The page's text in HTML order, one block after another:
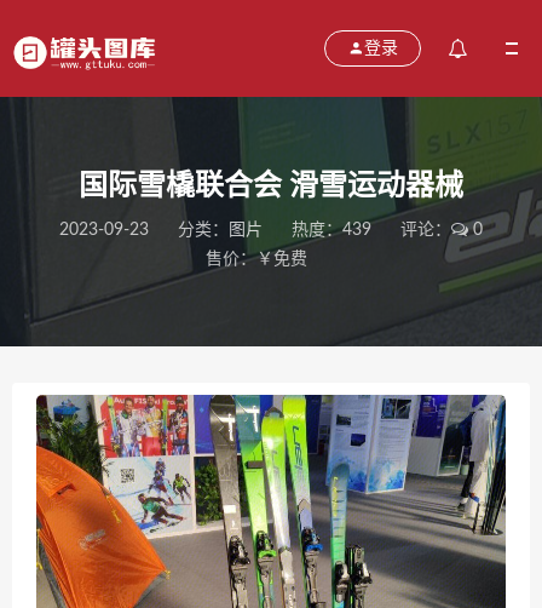
登录
国际雪橇联合会 滑雪运动器械
2023-09-23 分类： 图片 热度：439 评论：
0
售价：￥免费